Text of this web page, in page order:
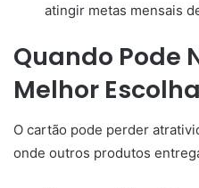
atingir metas mensais
Quando Pode
Melhor
O cartão pode perder
onde outros produtos